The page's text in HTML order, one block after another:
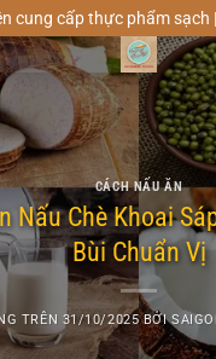
cung cấp thực phẩm sạch
CÁCH NẤU ĂN
Nấu Chè Khoai
Bùi Chuẩn Vị
TRÊN 31/10/2025 BỞI